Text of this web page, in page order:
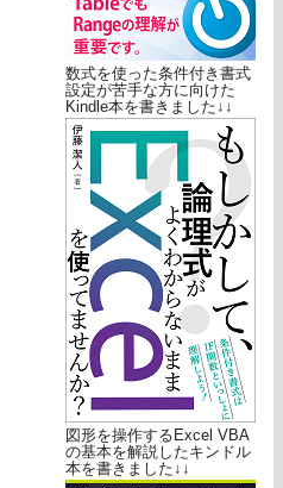
数式を使った条件付き書式
設定が苦手な方に向けた
Kindle本を書きました↓↓
図形を操作するExcel VBA
の基本を解説したキンドル
本を書きました↓↓